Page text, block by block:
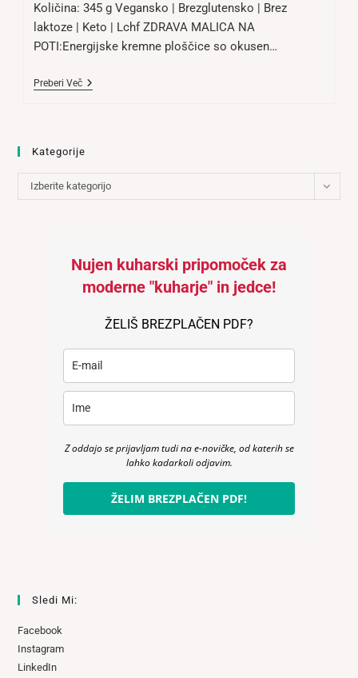
Količina: 345 g Vegansko | Brezglutensko | Brez
laktoze | Keto | Lchf ZDRAVA MALICA NA
POTI:Energijske kremne ploščice so okusen…
Preberi VečEnergijska
Kategorije
Kategorije
Izberite kategorijo
Nujen kuharski pripomoček za
moderne "kuharje" in jedce!
ŽELIŠ BREZPLAČEN PDF?
Z oddajo se prijavljam tudi na e-novičke, od katerih se
lahko kadarkoli odjavim.
ŽELIM BREZPLAČEN PDF!
Sledi Mi:
Facebook
Instagram
LinkedIn